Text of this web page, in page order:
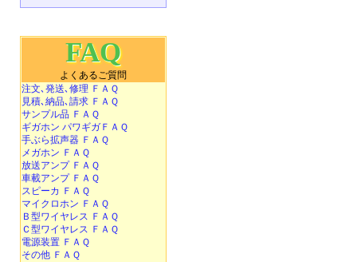
FAQ
よくあるご質問
注文､発送､修理 ＦＡＱ
見積､納品､請求 ＦＡＱ
サンプル品 ＦＡＱ
ギガホン パワギガＦＡＱ
手ぶら拡声器 ＦＡＱ
メガホン ＦＡＱ
放送アンプ ＦＡＱ
車載アンプ ＦＡＱ
スピーカ ＦＡＱ
マイクロホン ＦＡＱ
Ｂ型ワイヤレス ＦＡＱ
Ｃ型ワイヤレス ＦＡＱ
電源装置 ＦＡＱ
その他 ＦＡＱ